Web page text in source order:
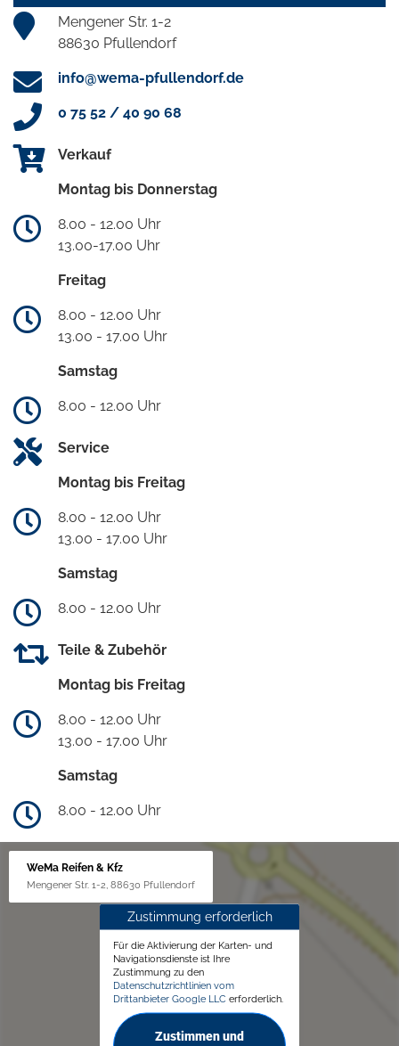
Mengener Str. 1-2
88630 Pfullendorf
info@wema-pfullendorf.de
0 75 52 / 40 90 68
Verkauf
Montag bis Donnerstag
8.00 - 12.00 Uhr
13.00-17.00 Uhr
Freitag
8.00 - 12.00 Uhr
13.00 - 17.00 Uhr
Samstag
8.00 - 12.00 Uhr
Service
Montag bis Freitag
8.00 - 12.00 Uhr
13.00 - 17.00 Uhr
Samstag
8.00 - 12.00 Uhr
Teile & Zubehör
Montag bis Freitag
8.00 - 12.00 Uhr
13.00 - 17.00 Uhr
Samstag
8.00 - 12.00 Uhr
WeMa Reifen & Kfz
Mengener Str. 1-2, 88630 Pfullendorf
Zustimmung erforderlich
Für die Aktivierung der Karten- und
Navigationsdienste ist Ihre
Zustimmung zu den
Datenschutzrichtlinien vom
Drittanbieter Google LLC erforderlich.
Zustimmen und